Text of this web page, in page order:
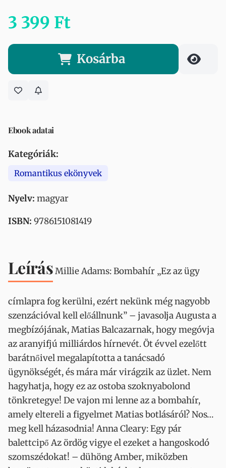
3 399 Ft
Kosárba
Ebook adatai
Kategóriák:
Romantikus ekönyvek
Nyelv: magyar
ISBN: 9786151081419
LeírásMillie Adams: Bombahír „Ez az ügy
címlapra fog kerülni, ezért nekünk még nagyobb
szenzációval kell előállnunk” – javasolja Augusta a
megbízójának, Matias Balcazarnak, hogy megóvja
az aranyifjú milliárdos hírnevét. Öt évvel ezelőtt
barátnőivel megalapította a tanácsadó
ügynökségét, és mára már virágzik az üzlet. Nem
hagyhatja, hogy ez az ostoba szoknyabolond
tönkretegye! De vajon mi lenne az a bombahír,
amely eltereli a figyelmet Matias botlásáról? Nos…
meg kell házasodnia! Anna Cleary: Egy pár
balettcipő Az ördög vigye el ezeket a hangoskodó
szomszédokat! – dühöng Amber, miközben